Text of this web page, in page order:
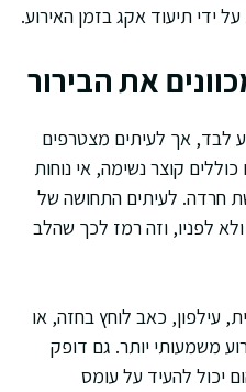
ידי תיעוד אקג בזמן האירוע.
את הבירור
לבד, אך לעיתים מצטרפים
קוצר נשימה, אי נוחות
חרדה. לעיתים התחושה של
לפניו, וזה רמז לכך שהלב
עילפון, כאב לוחץ בחזה, או
משמעותי יותר. גם דופק
יכול להעיד על עומס